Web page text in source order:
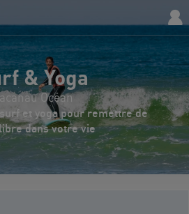
& Yoga
Océan
et yoga pour remettre de
dans votre vie